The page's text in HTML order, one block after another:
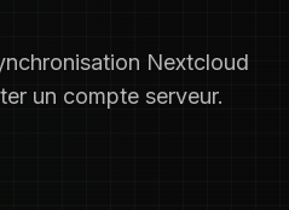
Nextcloud
un compte serveur.